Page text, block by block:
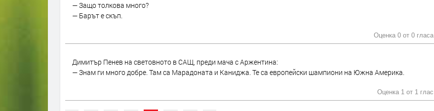
— Защо толкова много?
— Барът е скъп.
Оценка 0 от 0 гласа
Димитър Пенев на световното в САЩ, преди мача с Аржентина:
— Знам ги много добре. Там са Марадоната и Каниджа. Те са европейски шампиони на Южна Америка.
Оценка 1 от 1 глас